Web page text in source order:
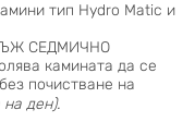
тип Hydro Matic и
СЕДМИЧНО
камината да се
почистване на
ден).